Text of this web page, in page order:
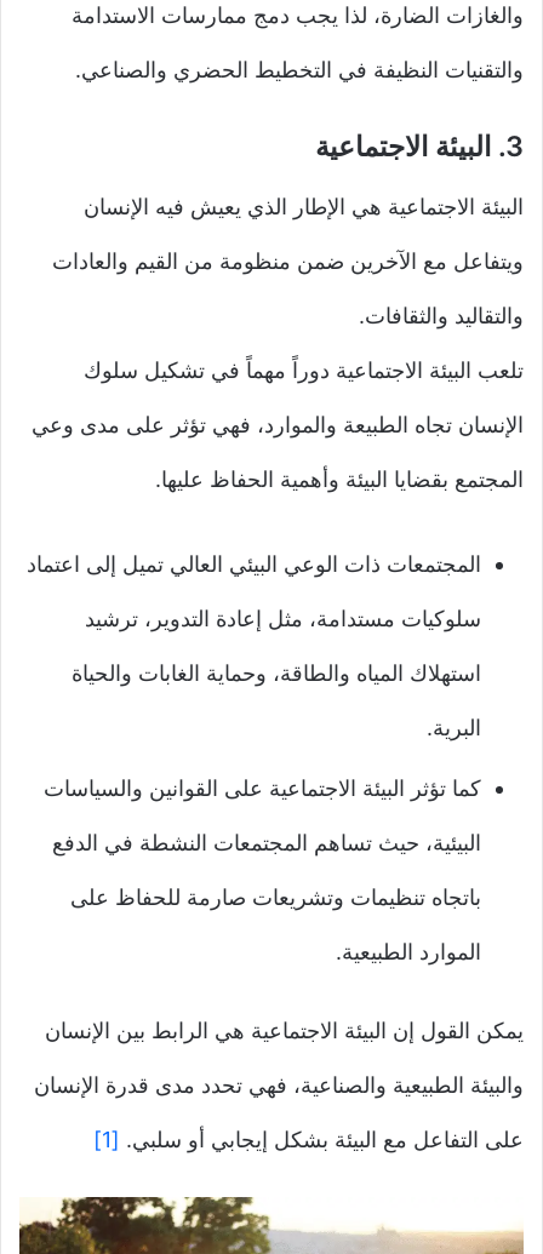
والغازات الضارة، لذا يجب دمج ممارسات الاستدامة
والتقنيات النظيفة في التخطيط الحضري والصناعي.
3. البيئة الاجتماعية
البيئة الاجتماعية هي الإطار الذي يعيش فيه الإنسان
ويتفاعل مع الآخرين ضمن منظومة من القيم والعادات
والتقاليد والثقافات.
تلعب البيئة الاجتماعية دوراً مهماً في تشكيل سلوك
الإنسان تجاه الطبيعة والموارد، فهي تؤثر على مدى وعي
المجتمع بقضايا البيئة وأهمية الحفاظ عليها.
المجتمعات ذات الوعي البيئي العالي تميل إلى اعتماد
سلوكيات مستدامة، مثل إعادة التدوير، ترشيد
استهلاك المياه والطاقة، وحماية الغابات والحياة
البرية.
كما تؤثر البيئة الاجتماعية على القوانين والسياسات
البيئية، حيث تساهم المجتمعات النشطة في الدفع
باتجاه تنظيمات وتشريعات صارمة للحفاظ على
الموارد الطبيعية.
يمكن القول إن البيئة الاجتماعية هي الرابط بين الإنسان
والبيئة الطبيعية والصناعية، فهي تحدد مدى قدرة الإنسان
على التفاعل مع البيئة بشكل إيجابي أو سلبي. [1]